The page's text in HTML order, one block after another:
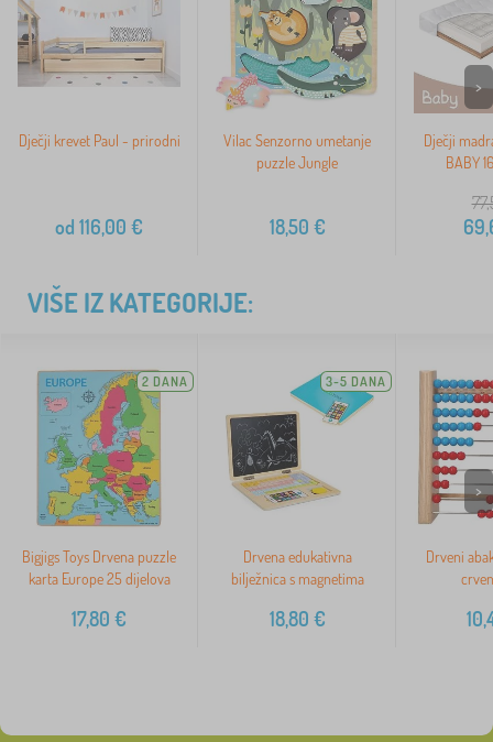
Dječji krevet Paul - prirodni
od 116,00 €
Vilac Senzorno umetanje
puzzle Jungle
18,50 €
Dječji
BABY
>
VIŠE IZ KATEGORIJE:
2 DANA
Bigjigs Toys Drvena puzzle
karta Europe 25 dijelova
17,80 €
3-5 DANA
Drvena edukativna
bilježnica s magnetima
18,80 €
Drveni
>